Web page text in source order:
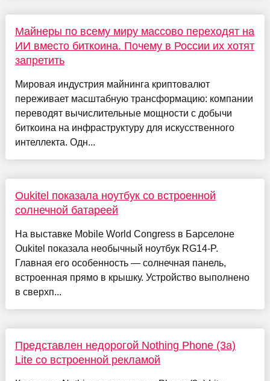
Майнеры по всему миру массово переходят на
ИИ вместо биткоина. Почему в России их хотят
запретить
Мировая индустрия майнинга криптовалют
переживает масштабную трансформацию: компании
переводят вычислительные мощности с добычи
биткоина на инфраструктуру для искусственного
интеллекта. Одн...
Oukitel показала ноутбук со встроенной
солнечной батареей
На выставке Mobile World Congress в Барселоне
Oukitel показала необычный ноутбук RG14-P.
Главная его особенность — солнечная панель,
встроенная прямо в крышку. Устройство выполнено
в сверхп...
Представлен недорогой Nothing Phone (3a)
Lite со встроенной рекламой